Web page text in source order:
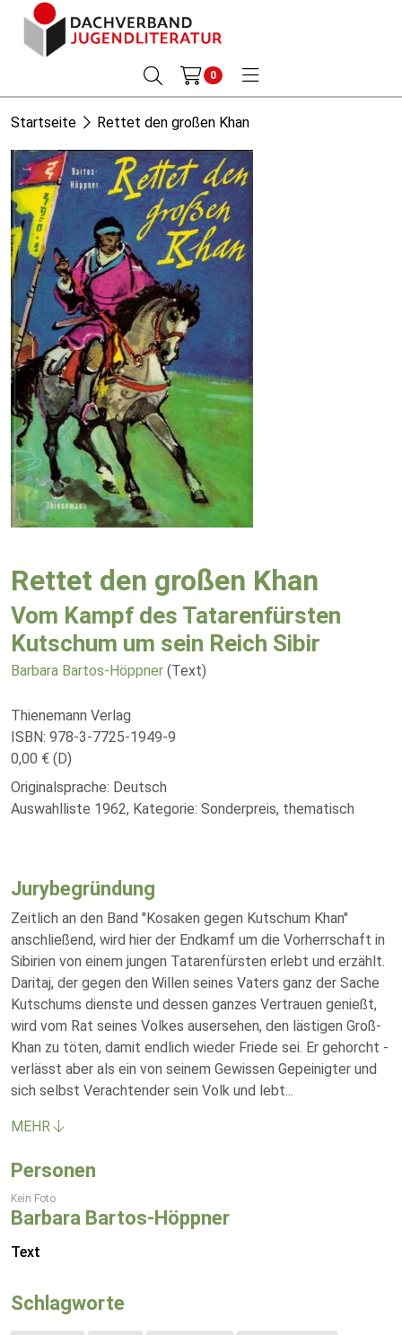
0
Startseite Rettet den großen Khan
Rettet den großen Khan
Vom Kampf des Tatarenfürsten
Kutschum um sein Reich Sibir
Barbara Bartos-Höppner (Text)
Thienemann Verlag
ISBN: 978-3-7725-1949-9
0,00 € (D)
Originalsprache: Deutsch
Auswahlliste 1962, Kategorie: Sonderpreis, thematisch
Jurybegründung
Zeitlich an den Band "Kosaken gegen Kutschum Khan"
anschließend, wird hier der Endkamf um die Vorherrschaft in
Sibirien von einem jungen Tatarenfürsten erlebt und erzählt.
Daritaj, der gegen den Willen seines Vaters ganz der Sache
Kutschums dienste und dessen ganzes Vertrauen genießt,
wird vom Rat seines Volkes ausersehen, den lästigen Groß-
Khan zu töten, damit endlich wieder Friede sei. Er gehorcht -
verlässt aber als ein von seinem Gewissen Gepeinigter und
sich selbst Verachtender sein Volk und lebt...
MEHR
Personen
Kein Foto
Barbara Bartos-Höppner
Text
Schlagworte